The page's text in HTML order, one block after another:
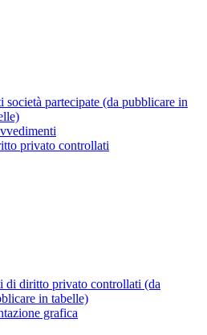
società partecipate (da pubblicare in
privato controllati
di diritto privato controllati (da
in tabelle)
grafica